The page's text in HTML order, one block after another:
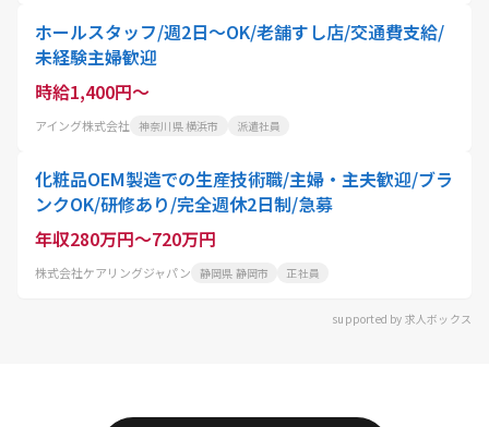
ホールスタッフ/週2日〜OK/老舗すし店/交通費支給/
未経験主婦歓迎
時給1,400円～
アイング株式会社 神奈川県 横浜市 派遣社員
化粧品OEM製造での生産技術職/主婦・主夫歓迎/ブラ
ンクOK/研修あり/完全週休2日制/急募
年収280万円～720万円
株式会社ケアリングジャパン 静岡県 静岡市 正社員
supported by 求人ボックス